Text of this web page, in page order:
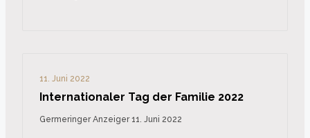
11. Juni 2022
Internationaler Tag der Familie 2022
Germeringer Anzeiger 11. Juni 2022